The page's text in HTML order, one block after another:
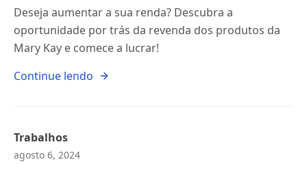
Deseja aumentar a sua renda? Descubra a
oportunidade por trás da revenda dos produtos da
Mary Kay e comece a lucrar!
Continue lendo
Trabalhos
agosto 6, 2024